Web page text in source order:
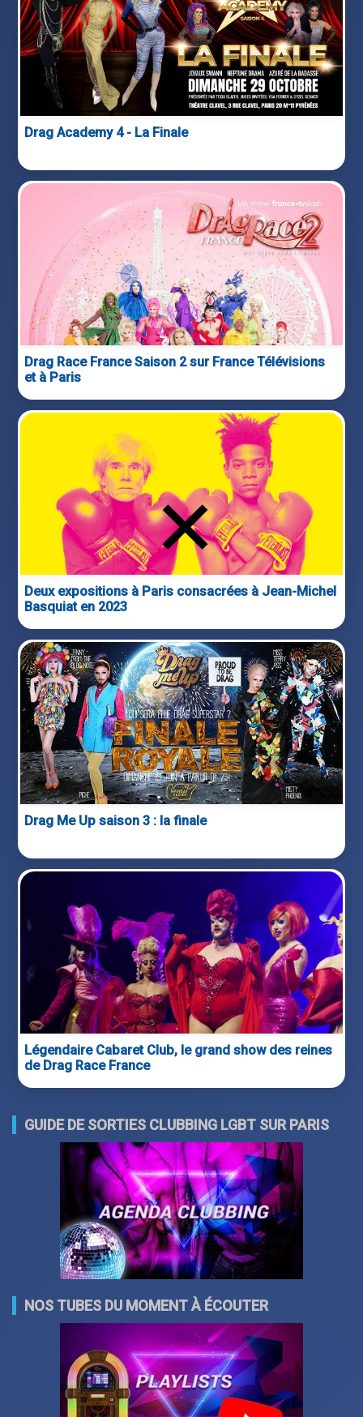
Drag Academy 4 - La Finale
Drag Race France Saison 2 sur France Télévisions
et à Paris
Deux expositions à Paris consacrées à Jean-Michel
Basquiat en 2023
Drag Me Up saison 3 : la finale
Légendaire Cabaret Club, le grand show des reines
de Drag Race France
GUIDE DE SORTIES CLUBBING LGBT SUR PARIS
NOS TUBES DU MOMENT À ÉCOUTER